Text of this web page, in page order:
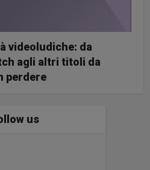
videoludiche: da
agli altri titoli da
perdere
us